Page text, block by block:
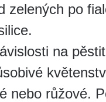
zelených po
na
nebo růžové.